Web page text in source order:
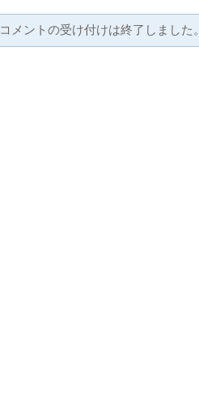
コメントの受け付けは終了しました。